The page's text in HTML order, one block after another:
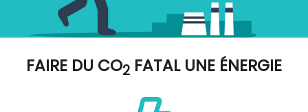
FAIRE DU CO2 FATAL UNE ÉNERGIE